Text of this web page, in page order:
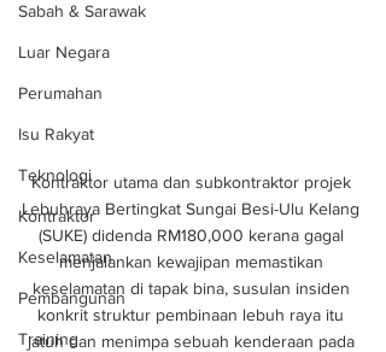
Sabah & Sarawak
Luar Negara
Perumahan
Isu Rakyat
Teknologi
Kontraktor
Keselamatan
Pembangunan
Training
Kontraktor utama dan subkontraktor projek
Lebuhraya Bertingkat Sungai Besi-Ulu Kelang
(SUKE) didenda RM180,000 kerana gagal
menjalankan kewajipan memastikan
keselamatan di tapak bina, susulan insiden
konkrit struktur pembinaan lebuh raya itu
jatuh dan menimpa sebuah kenderaan pada